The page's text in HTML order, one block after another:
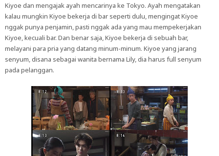
Kiyoe dan mengajak ayah mencarinya ke Tokyo. Ayah mengatakan
kalau mungkin Kiyoe bekerja di bar seperti dulu, mengingat Kiyoe
nggak punya penjamin, pasti nggak ada yang mau mempekerjakan
Kiyoe, kecuali bar. Dan benar saja, Kiyoe bekerja di sebuah bar,
melayani para pria yang datang minum-minum. Kiyoe yang jarang
senyum, disana sebagai wanita bernama Lily, dia harus full senyum
pada pelanggan.